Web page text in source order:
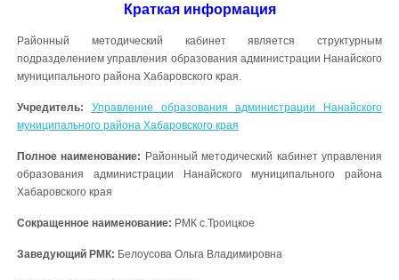
Краткая информация
Районный методический кабинет является структурным
подразделением управления образования администрации Нанайского
муниципального района Хабаровского края.
Учредитель: Управление образования администрации Нанайского
муниципального района Хабаровского края
Полное наименование: Районный методический кабинет управления
образования администрации Нанайского муниципального района
Хабаровского края
Сокращенное наименование: РМК с.Троицкое
Заведующий РМК: Белоусова Ольга Владимировна